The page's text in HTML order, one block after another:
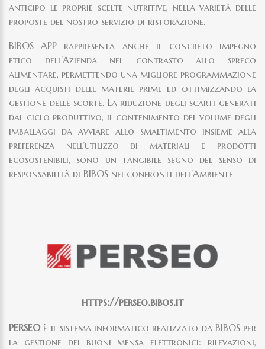
anticipo le proprie scelte nutritive, nella varietà delle
proposte del nostro servizio di ristorazione.
BIBOS APP rappresenta anche il concreto impegno
etico dell’Azienda nel contrasto allo spreco
alimentare, permettendo una migliore programmazione
degli acquisti delle materie prime ed ottimizzando la
gestione delle scorte. La riduzione degli scarti generati
dal ciclo produttivo, il contenimento del volume degli
imballaggi da avviare allo smaltimento insieme alla
preferenza nell’utilizzo di materiali e prodotti
ecosostenibili, sono un tangibile segno del senso di
responsabilità di BIBOS nei confronti dell’Ambiente
https://perseo.bibos.it
PERSEO è il sistema informatico realizzato da BIBOS per
la gestione dei buoni mensa elettronici: rilevazioni,